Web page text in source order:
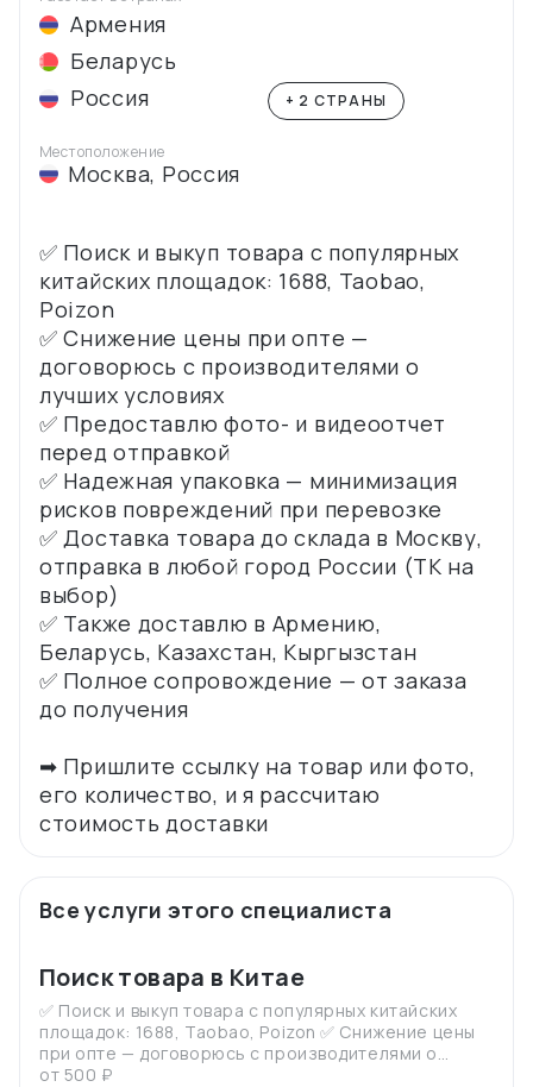
Армения
Беларусь
Россия
+ 2 СТРАНЫ
Местоположение
Москва, Россия
✅ Поиск и выкуп товара с популярных
китайских площадок: 1688, Taobao,
Poizon
✅ Снижение цены при опте —
договорюсь с производителями о
лучших условиях
✅ Предоставлю фото- и видеоотчет
перед отправкой
✅ Надежная упаковка — минимизация
рисков повреждений при перевозке
✅ Доставка товара до склада в Москву,
отправка в любой город России (ТК на
выбор)
✅ Также доставлю в Армению,
Беларусь, Казахстан, Кыргызстан
✅ Полное сопровождение — от заказа
до получения
➡ Пришлите ссылку на товар или фото,
его количество, и я рассчитаю
Все услуги этого специалиста
Поиск товара в Китае
✅ Поиск и выкуп товара с популярных китайских
площадок: 1688, Taobao, Poizon ✅ Снижение цены
при опте — договорюсь с производителями о
лучших условиях ✅ Предоставлю фото- и
от 500 ₽